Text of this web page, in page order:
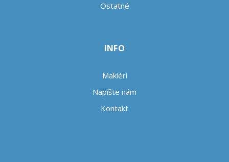
Ostatné
INFO
Makléri
Napíšte nám
Kontakt